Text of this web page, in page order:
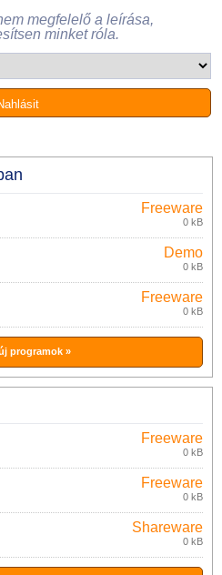
megfelelő a leírása,
minket róla.
Freeware
0 kB
Demo
0 kB
Freeware
0 kB
programok »
Freeware
0 kB
Freeware
0 kB
Shareware
0 kB